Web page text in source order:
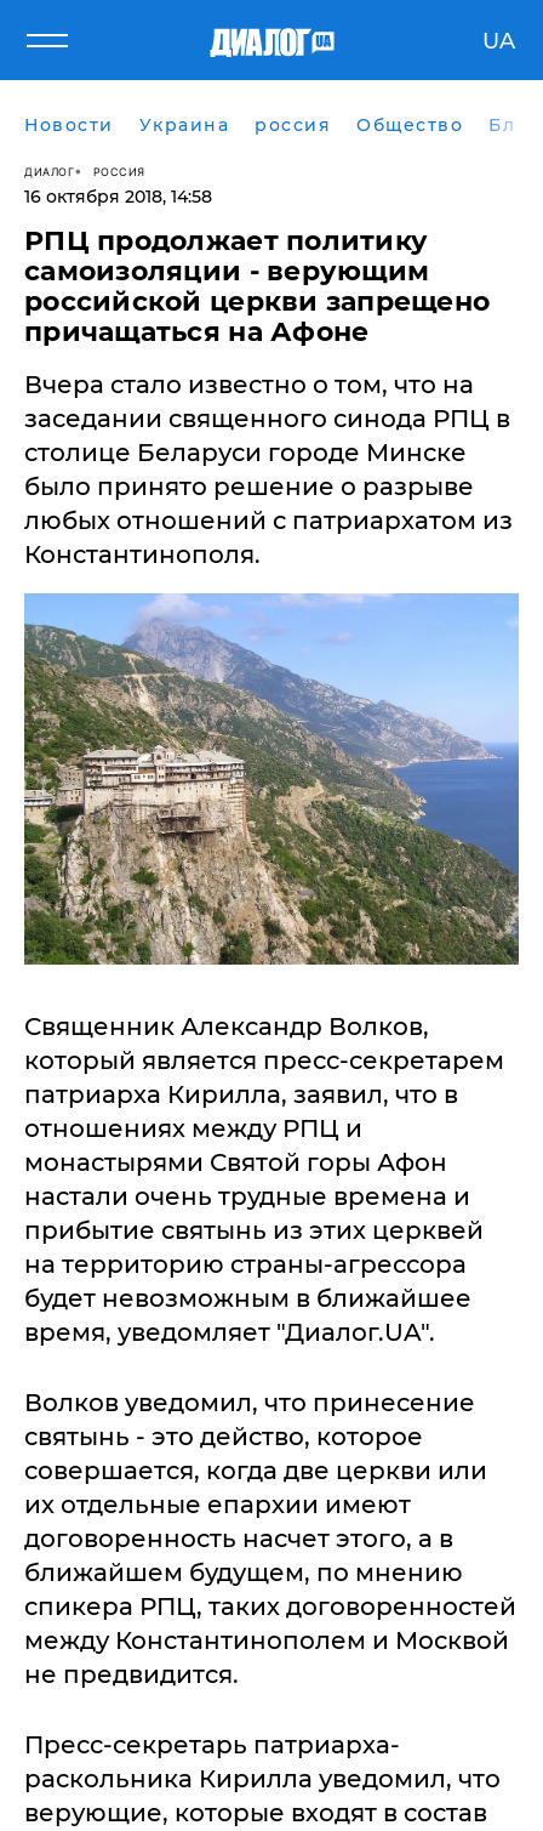
UA
Новости Украина россия Общество
ДИАЛОГ РОССИЯ
16 октября 2018, 14:58
РПЦ продолжает политику
самоизоляции - верующим
российской церкви запрещено
причащаться на Афоне
Вчера стало известно о том, что на
заседании священного синода РПЦ в
столице Беларуси городе Минске
было принято решение о разрыве
любых отношений с патриархатом из
Константинополя.
Священник Александр Волков,
который является пресс-секретарем
патриарха Кирилла, заявил, что в
отношениях между РПЦ и
монастырями Святой горы Афон
настали очень трудные времена и
прибытие святынь из этих церквей
на территорию страны-агрессора
будет невозможным в ближайшее
время, уведомляет "Диалог.UA".
Волков уведомил, что принесение
святынь - это действо, которое
совершается, когда две церкви или
их отдельные епархии имеют
договоренность насчет этого, а в
ближайшем будущем, по мнению
спикера РПЦ, таких договоренностей
между Константинополем и Москвой
не предвидится.
Пресс-секретарь патриарха-
раскольника Кирилла уведомил, что
верующие, которые входят в состав